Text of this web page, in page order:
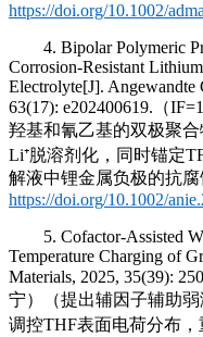
https://doi.org/10.1002/
4. Bipolar Polymeric
Corrosion-Resistant
Electrolyte[J]. Angewandte
63(17): e202400619.（
羟基和氰乙基的双极聚
Li⁺脱溶剂化，同时锚定
解液中锂金属负极的抗
https://doi.org/10.1002/
5. Cofactor-Assisted
Temperature Charging of
Materials, 2025, 35(39):
宁）（提出辅因子辅助
调控THF表面电荷分布